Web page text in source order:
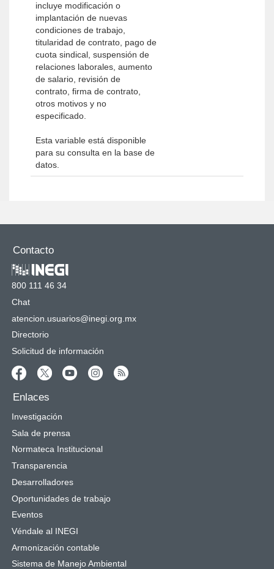
incluye modificación o
implantación de nuevas
condiciones de trabajo,
titularidad de contrato, pago de
cuota sindical, suspensión de
relaciones laborales, aumento
de salario, revisión de
contrato, firma de contrato,
otros motivos y no
especificado.
Esta variable está disponible
para su consulta en la base de
datos.
Contacto
800 111 46 34
Chat
atencion.usuarios@inegi.org.mx
Directorio
Solicitud de información
Enlaces
Investigación
Sala de prensa
Normateca Institucional
Transparencia
Desarrolladores
Oportunidades de trabajo
Eventos
Véndale al INEGI
Armonización contable
Sistema de Manejo Ambiental